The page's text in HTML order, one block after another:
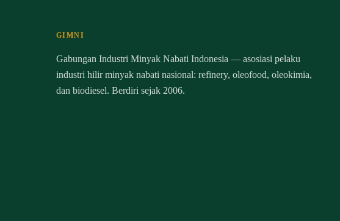
GIMNI
Gabungan Industri Minyak Nabati Indonesia — asosiasi pelaku
industri hilir minyak nabati nasional: refinery, oleofood, oleokimia,
dan biodiesel. Berdiri sejak 2006.